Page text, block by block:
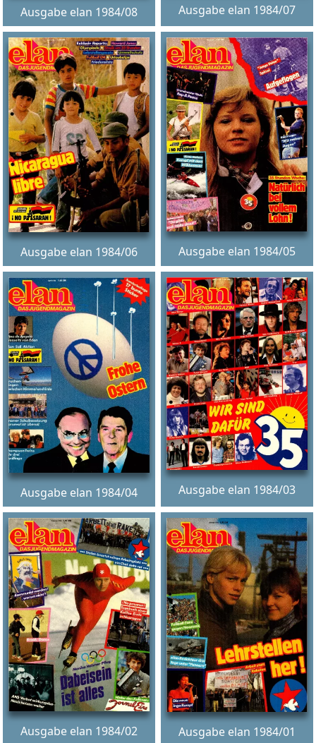
Ausgabe elan 1984/08 Ausgabe elan 1984/07
Ausgabe elan 1984/06 Ausgabe elan 1984/05
Ausgabe elan 1984/04 Ausgabe elan 1984/03
Ausgabe elan 1984/02 Ausgabe elan 1984/01